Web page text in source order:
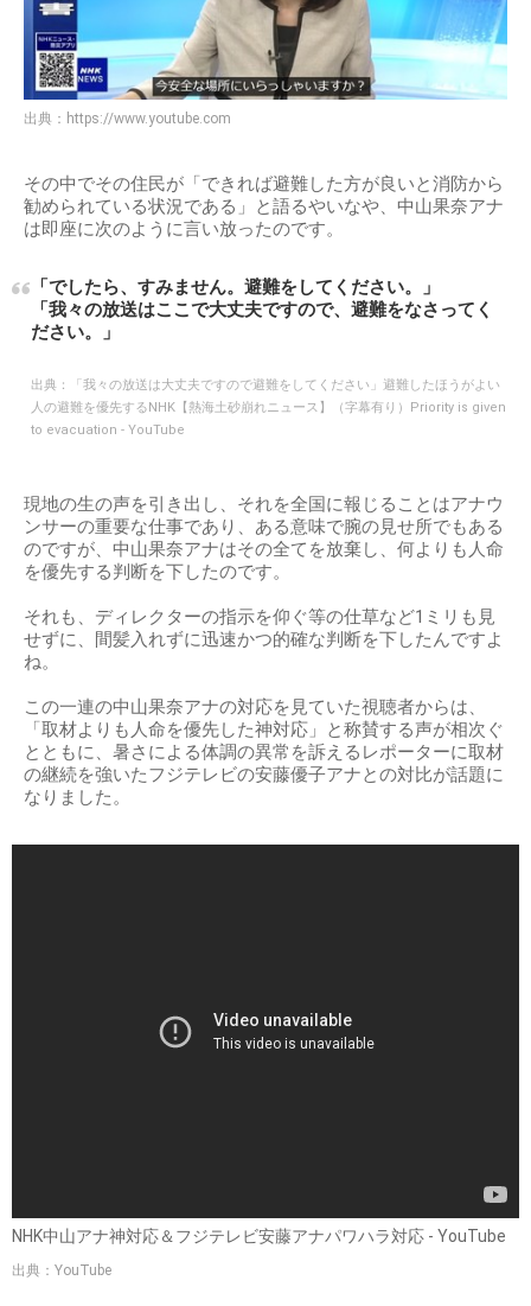
出典： https://www.youtube.com
その中でその住民が「できれば避難した方が良いと消防から
勧められている状況である」と語るやいなや、中山果奈アナ
は即座に次のように言い放ったのです。
「でしたら、すみません。避難をしてください。」
「我々の放送はここで大丈夫ですので、避難をなさってく
ださい。」
出典：
「我々の放送は大丈夫ですので避難をしてください」避難したほうがよい
人の避難を優先するNHK【熱海土砂崩れニュース】（字幕有り）Priority is given
to evacuation - YouTube
現地の生の声を引き出し、それを全国に報じることはアナウ
ンサーの重要な仕事であり、ある意味で腕の見せ所でもある
のですが、中山果奈アナはその全てを放棄し、何よりも人命
を優先する判断を下したのです。
それも、ディレクターの指示を仰ぐ等の仕草など1ミリも見
せずに、間髪入れずに迅速かつ的確な判断を下したんですよ
ね。
この一連の中山果奈アナの対応を見ていた視聴者からは、
「取材よりも人命を優先した神対応」と称賛する声が相次ぐ
とともに、暑さによる体調の異常を訴えるレポーターに取材
の継続を強いたフジテレビの安藤優子アナとの対比が話題に
なりました。
NHK中山アナ神対応＆フジテレビ安藤アナパワハラ対応 - YouTube
出典：YouTube